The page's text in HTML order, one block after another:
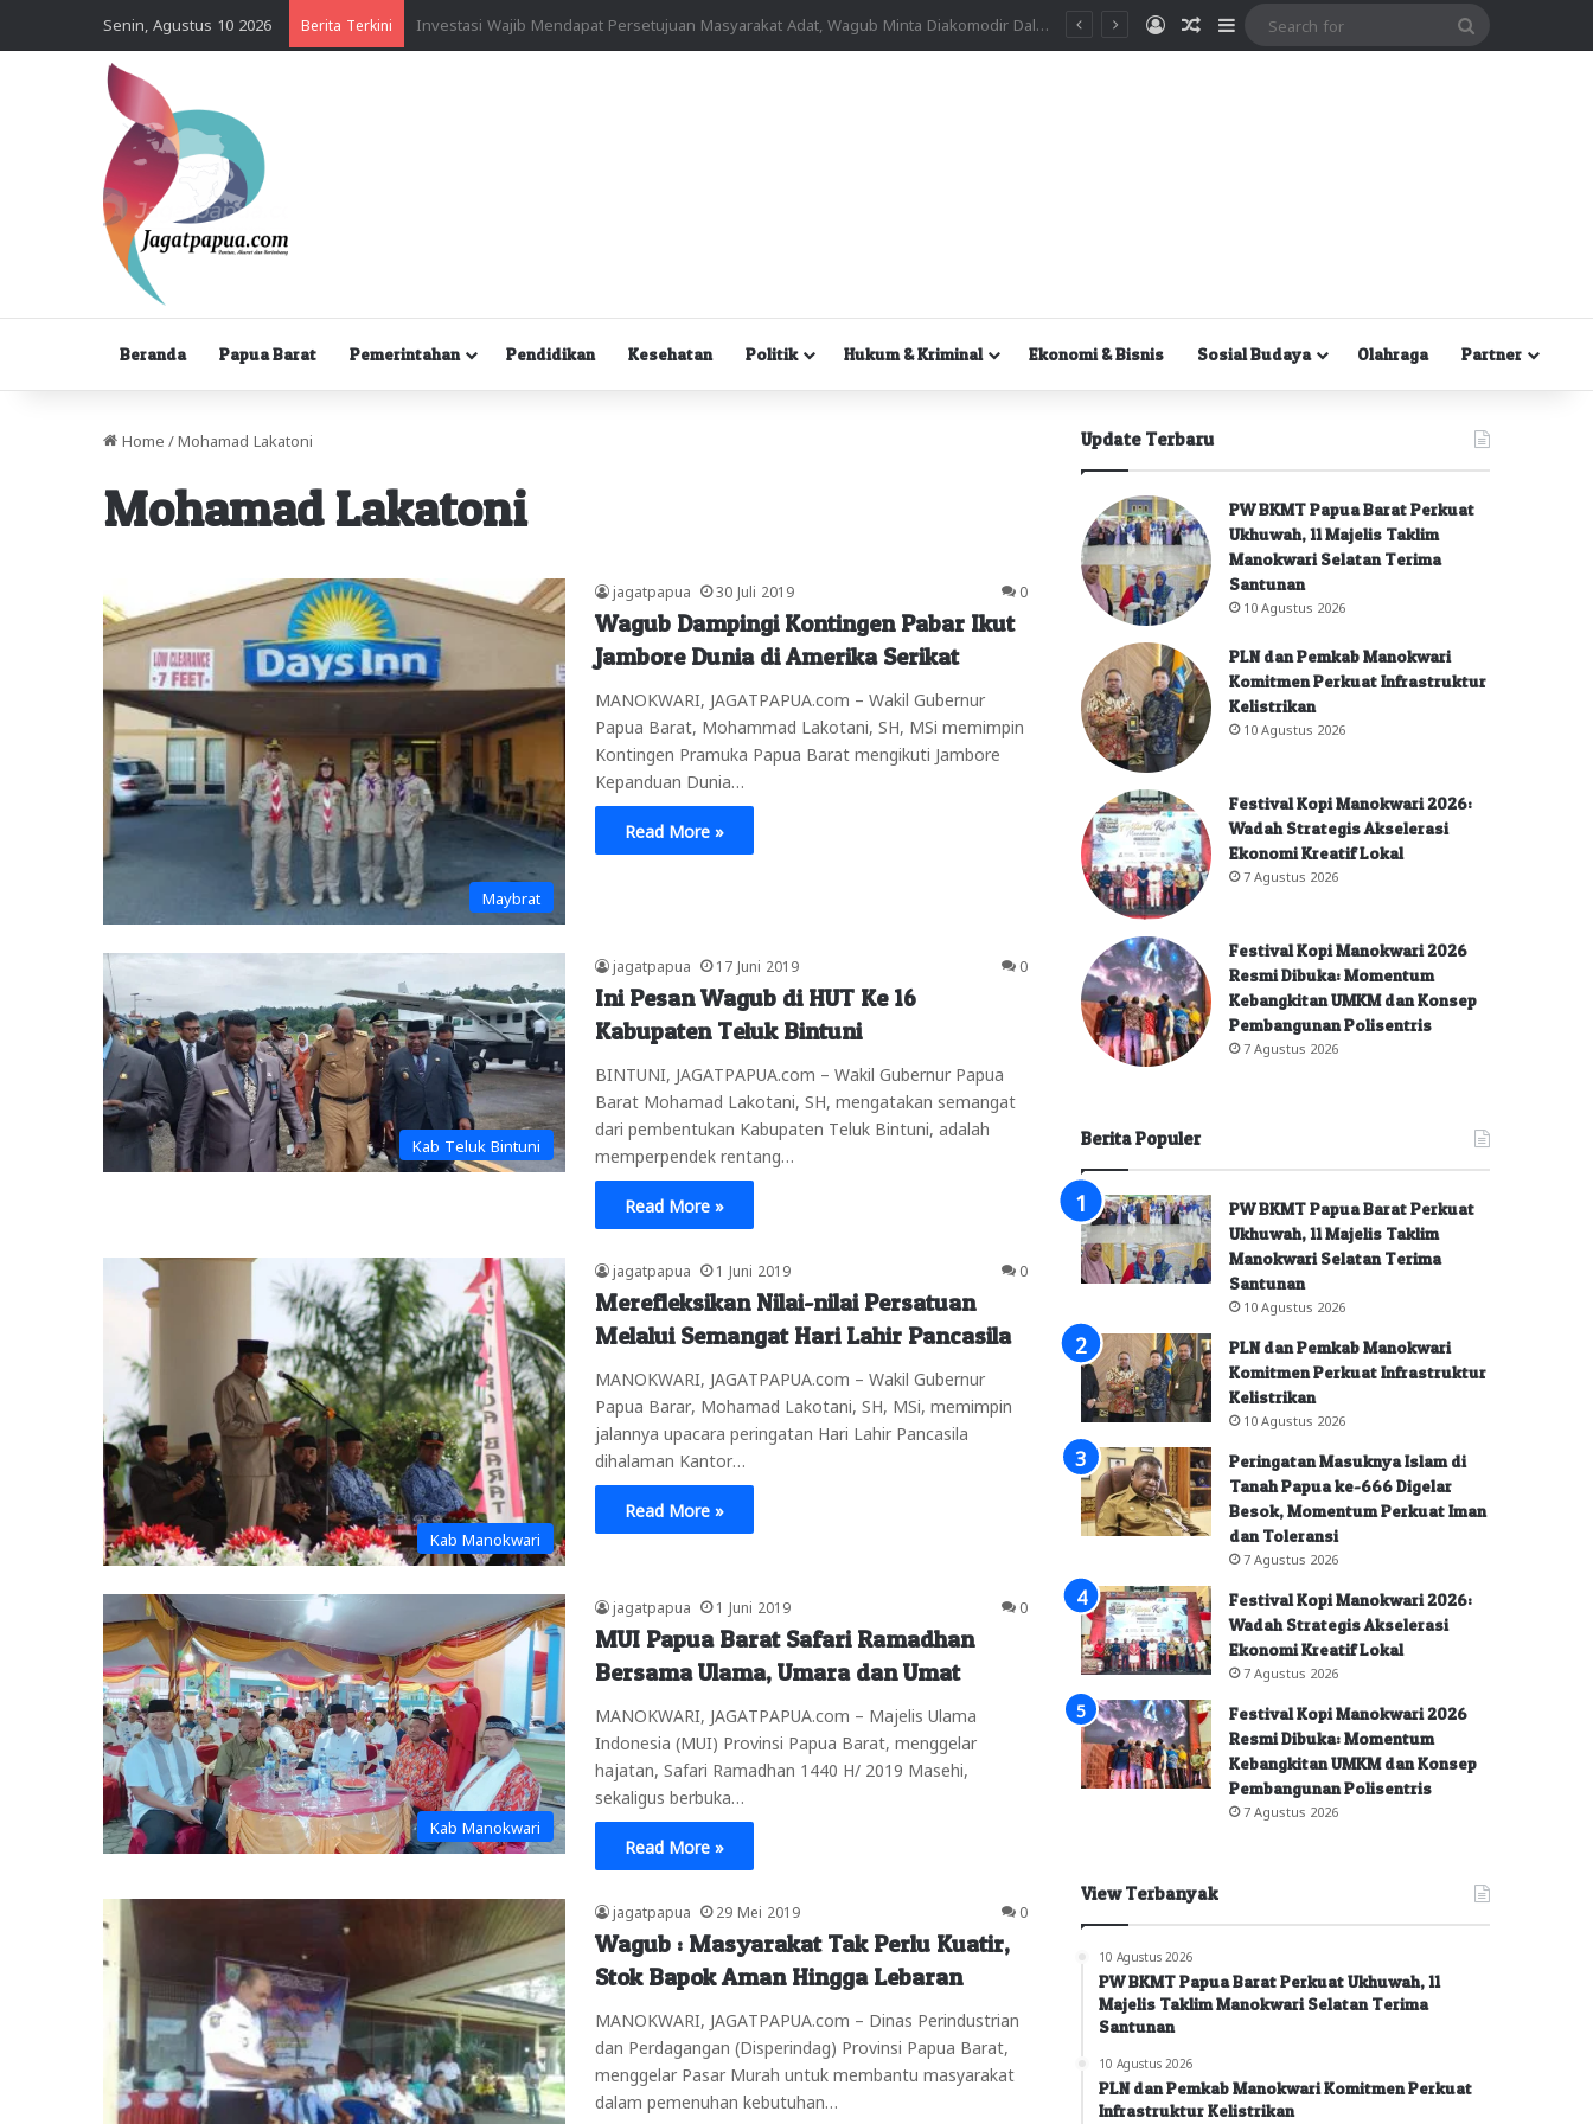
Senin, Agustus 10 2026 Berita Terkini MasukRandom Article
Sidebar
Beranda Papua Barat Pemerintahan Pendidikan Kesehatan Politik Hukum & Kriminal Ekonomi & Bisnis Sosial Budaya Olahraga Partner
Home / Mohamad Lakatoni
Mohamad Lakatoni
Maybrat
jagatpapua 30 Juli 2019 0
Wagub Dampingi Kontingen Pabar Ikut
Jambore Dunia di Amerika Serikat
MANOKWARI, JAGATPAPUA.com – Wakil Gubernur
Papua Barat, Mohammad Lakotani, SH, MSi memimpin
Kontingen Pramuka Papua Barat mengikuti Jambore
Kepanduan Dunia…
Read More »
Kab Teluk Bintuni
jagatpapua 17 Juni 2019 0
Ini Pesan Wagub di HUT Ke 16
Kabupaten Teluk Bintuni
BINTUNI, JAGATPAPUA.com – Wakil Gubernur Papua
Barat Mohamad Lakotani, SH, mengatakan semangat
dari pembentukan Kabupaten Teluk Bintuni, adalah
memperpendek rentang…
Read More »
Kab Manokwari
jagatpapua 1 Juni 2019 0
Merefleksikan Nilai-nilai Persatuan
Melalui Semangat Hari Lahir Pancasila
MANOKWARI, JAGATPAPUA.com – Wakil Gubernur
Papua Barar, Mohamad Lakotani, SH, MSi, memimpin
jalannya upacara peringatan Hari Lahir Pancasila
dihalaman Kantor…
Read More »
Kab Manokwari
jagatpapua 1 Juni 2019 0
MUI Papua Barat Safari Ramadhan
Bersama Ulama, Umara dan Umat
MANOKWARI, JAGATPAPUA.com – Majelis Ulama
Indonesia (MUI) Provinsi Papua Barat, menggelar
hajatan, Safari Ramadhan 1440 H/ 2019 Masehi,
sekaligus berbuka…
Read More »
jagatpapua 29 Mei 2019 0
Wagub : Masyarakat Tak Perlu Kuatir,
Stok Bapok Aman Hingga Lebaran
MANOKWARI, JAGATPAPUA.com – Dinas Perindustrian
dan Perdagangan (Disperindag) Provinsi Papua Barat,
menggelar Pasar Murah untuk membantu masyarakat
dalam pemenuhan kebutuhan…
Update Terbaru
PW BKMT Papua Barat Perkuat
Ukhuwah, 11 Majelis Taklim
Manokwari Selatan Terima
Santunan
10 Agustus 2026
PLN dan Pemkab Manokwari
Komitmen Perkuat Infrastruktur
Kelistrikan
10 Agustus 2026
Festival Kopi Manokwari 2026:
Wadah Strategis Akselerasi
Ekonomi Kreatif Lokal
7 Agustus 2026
Festival Kopi Manokwari 2026
Resmi Dibuka: Momentum
Kebangkitan UMKM dan Konsep
Pembangunan Polisentris
7 Agustus 2026
Berita Populer
PW BKMT Papua Barat Perkuat
Ukhuwah, 11 Majelis Taklim
Manokwari Selatan Terima
Santunan
10 Agustus 2026
PLN dan Pemkab Manokwari
Komitmen Perkuat Infrastruktur
Kelistrikan
10 Agustus 2026
Peringatan Masuknya Islam di
Tanah Papua ke-666 Digelar
Besok, Momentum Perkuat Iman
dan Toleransi
7 Agustus 2026
Festival Kopi Manokwari 2026:
Wadah Strategis Akselerasi
Ekonomi Kreatif Lokal
7 Agustus 2026
Festival Kopi Manokwari 2026
Resmi Dibuka: Momentum
Kebangkitan UMKM dan Konsep
Pembangunan Polisentris
7 Agustus 2026
View Terbanyak
10 Agustus 2026
PW BKMT Papua Barat Perkuat Ukhuwah, 11
Majelis Taklim Manokwari Selatan Terima
Santunan
10 Agustus 2026
PLN dan Pemkab Manokwari Komitmen Perkuat
Infrastruktur Kelistrikan